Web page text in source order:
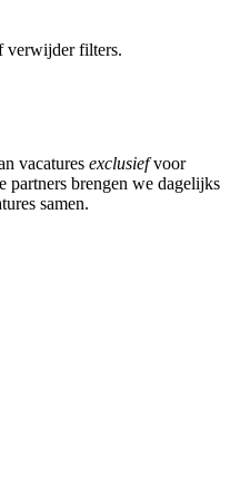
verwijder filters.
vacatures exclusiefvoor
partners brengen we dagelijks
samen.